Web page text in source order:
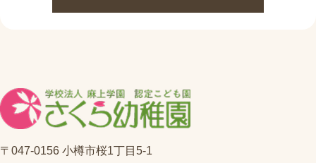
〒047-0156 小樽市桜1丁目5-1